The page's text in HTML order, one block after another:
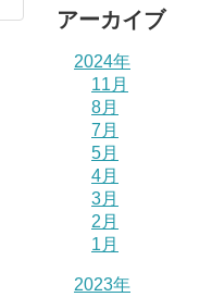
アーカイブ
2024年
11月
8月
7月
5月
4月
3月
2月
1月
2023年